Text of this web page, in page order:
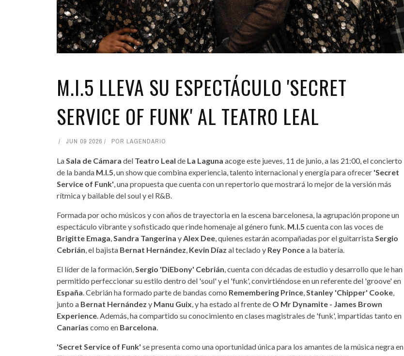
M.I.5 LLEVA SU ESPECTÁCULO 'SECRET
SERVICE OF FUNK' AL TEATRO LEAL
JUN 09 2026 POR LAGENDARIO
La Sala de Cámara del Teatro Leal de La Laguna acoge este jueves, 11 de junio, a las 21:00, el concierto
de la banda M.I.5 , un show que combina experiencia, talento internacional y energía para ofrecer 'Secret
Service of Funk' , una propuesta que cuenta con un repertorio que mostrará lo mejor de la versión más
rítmica y bailable del soul y el R&B.
Formada por ocho músicos y con años de trayectoria en la escena barcelonesa, la agrupación propone un
espectáculo vibrante y sofisticado que rinde homenaje al género funk. M.I.5 cuenta con las voces de
Brigitte Emaga Sandra Tangerina y Alex Dee , quienes estarán acompañadas por el guitarrista Sergio
Cebrián , el bajista Bernat Hernández Kevin Díaz al teclado y Rey Poncea la batería.
El líder de la formación, Sergio 'DiEbony' Cebrián , cuenta con décadas de estudio y desarrollo que le han
permitido perfeccionar su estilo dentro del 'soul' y el 'funk', convirtiéndose en un referente del 'groove' en
España . Cebrián ha formado parte de bandas como Remembering Prince Stanley 'Chipper' Cooke
junto a Bernat Hernández y Manu Guix , y ha estado al frente de O Mr Dynamite - James Brown
Experience . Además, ha compartido su conocimiento en clases magistrales de 'funk', impartidas tanto en
Canarias como en Barcelona
'Secret Service of Funk' se presenta como una oportunidad única para los amantes de la música negra en